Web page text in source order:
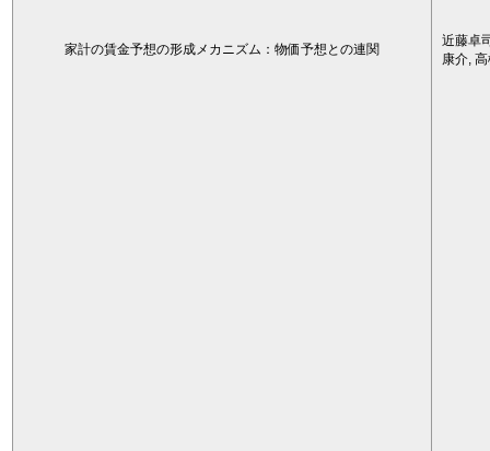
家計の賃金予想の形成メカニズム：物価予想との連関
近藤卓
康介,